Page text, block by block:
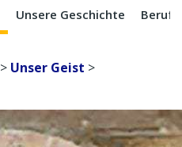
Unsere Geschichte
> Unser Geist >